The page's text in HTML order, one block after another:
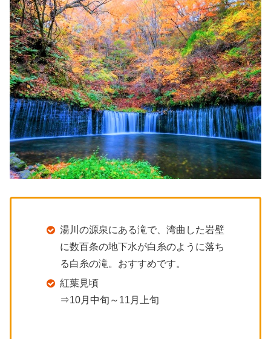
湯川の源泉にある滝で、湾曲した岩壁
に数百条の地下水が白糸のように落ち
る白糸の滝。おすすめです。
紅葉見頃
⇒10月中旬～11月上旬